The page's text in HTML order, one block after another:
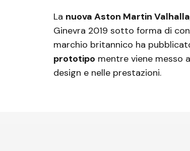
La nuova Aston Martin Valhalla
Ginevra 2019 sotto forma di
marchio britannico ha
prototipo mentre viene messo
design e nelle prestazioni.